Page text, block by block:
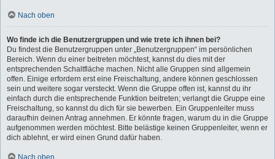
Nach oben
Wo finde ich die Benutzergruppen und wie trete ich ihnen bei?
Du findest die Benutzergruppen unter „Benutzergruppen“ im persönlichen
Bereich. Wenn du einer beitreten möchtest, kannst du dies mit der
entsprechenden Schaltfläche machen. Nicht alle Gruppen sind allgemein
offen. Einige erfordern erst eine Freischaltung, andere können geschlossen
sein und weitere sogar versteckt. Wenn die Gruppe offen ist, kannst du ihr
einfach durch die entsprechende Funktion beitreten; verlangt die Gruppe eine
Freischaltung, so kannst du dich für sie bewerben. Ein Gruppenleiter muss
daraufhin deinen Antrag annehmen. Er könnte fragen, warum du in die Gruppe
aufgenommen werden möchtest. Bitte belästige keinen Gruppenleiter, wenn er
dich ablehnt, er wird einen Grund dafür haben.
Nach oben